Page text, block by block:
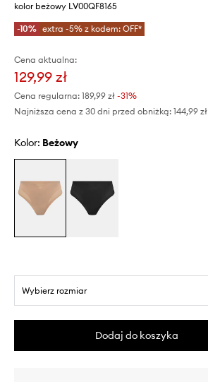
kolor beżowy LV00QF8165
-10% extra -5% z kodem: OFF*
Cena aktualna:
129,99 zł
Cena regularna: 189,99 zł -31%
Najniższa cena z 30 dni przed obniżką: 144,99 zł
Kolor: beżowy
Wybierz rozmiar
Dodaj do koszyka